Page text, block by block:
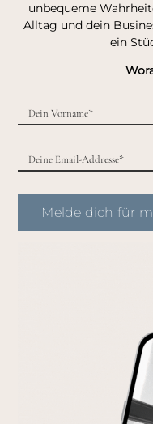
unbequeme
Alltag und dein
ein
Melde dich für